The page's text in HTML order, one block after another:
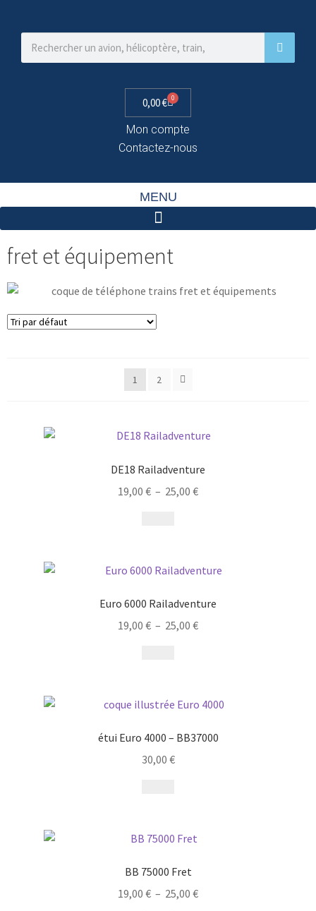
0,00€ 0
Mon compte
Contactez-nous
MENU
fret et équipement
1 2
DE18 Railadventure
19,00 € – 25,00 €
Euro 6000 Railadventure
19,00 € – 25,00 €
étui Euro 4000 – BB37000
30,00 €
BB 75000 Fret
19,00 € – 25,00 €